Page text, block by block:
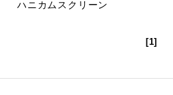
ハニカムスクリーン
[1]